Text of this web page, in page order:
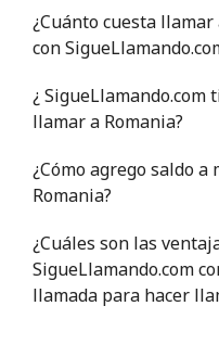
¿Cuánto cuesta llamar
con
¿
llamar a Romania?
¿Cómo agrego saldo
Romania?
¿Cuáles son las
SigueLlamando.com
llamada para hacer